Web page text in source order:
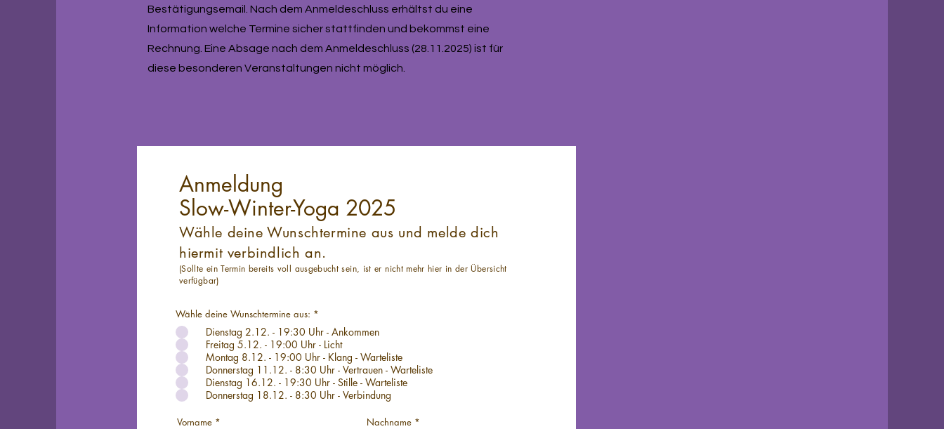
Bestätigungsemail. Nach dem Anmeldeschluss erhältst du eine
Information welche Termine sicher stattfinden und bekommst eine
Rechnung. Eine Absage nach dem Anmeldeschluss (28.11.2025) ist für
diese besonderen Veranstaltungen nicht möglich.
Anmeldung
Slow-Winter-Yoga 2025
Wähle deine Wunschtermine aus und melde dich
hiermit verbindlich an.
(Sollte ein Termin bereits voll ausgebucht sein, ist er nicht mehr hier in der Übersicht
verfügbar)
Wähle deine Wunschtermine aus: *
l
c
h
f
e
Dienstag 2.12. - 19:30 Uhr - Ankommen
Freitag 5.12. - 19:00 Uhr - Licht
Montag 8.12. - 19:00 Uhr - Klang - Warteliste
Donnerstag 11.12. - 8:30 Uhr - Vertrauen - Warteliste
Dienstag 16.12. - 19:30 Uhr - Stille - Warteliste
Donnerstag 18.12. - 8:30 Uhr - Verbindung
Vorname Nachname